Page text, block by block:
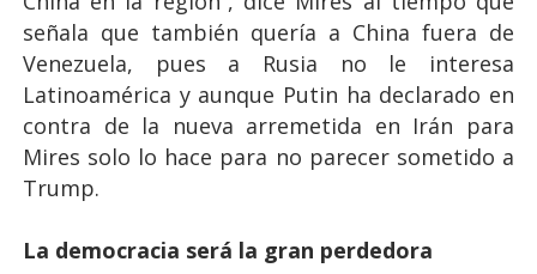
señala que también quería a China fuera de
Venezuela, pues a Rusia no le interesa
Latinoamérica y aunque Putin ha declarado en
contra de la nueva arremetida en Irán para
Mires solo lo hace para no parecer sometido a
Trump.
La democracia será la gran perdedora